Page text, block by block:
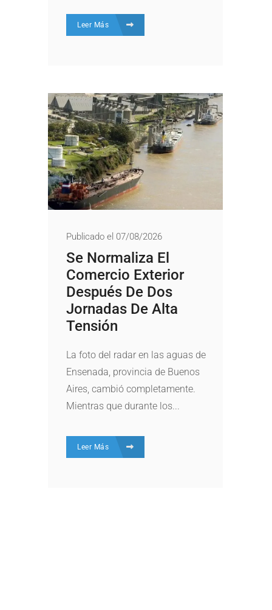
Leer Más
Publicado el 07/08/2026
Se Normaliza El
Comercio Exterior
Después De Dos
Jornadas De Alta
Tensión
La foto del radar en las aguas de
Ensenada, provincia de Buenos
Aires, cambió completamente.
Mientras que durante los...
Leer Más